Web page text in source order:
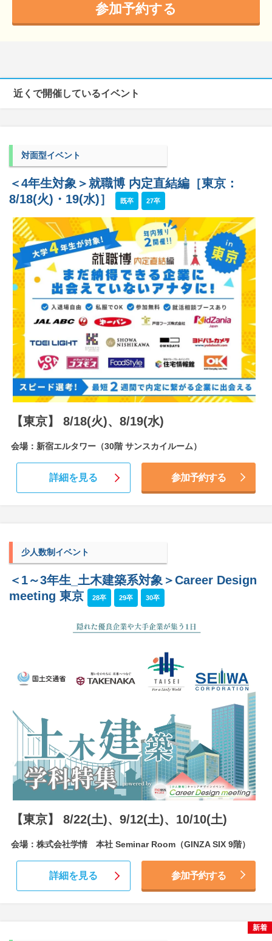
参加予約する
近くで開催しているイベント
対面型イベント
＜4年生対象＞就職博 内定直結編［東京：
8/18(火)・19(水)］
既卒 27卒
【東京】 8/18(火)、8/19(水)
会場：新宿エルタワー（30階 サンスカイルーム）
詳細を見る 参加予約する
少人数制イベント
＜1～3年生_土木建築系対象＞Career Design
meeting 東京
28卒 29卒 30卒
【東京】 8/22(土)、9/12(土)、10/10(土)
会場：株式会社学情 本社 Seminar Room（GINZA SIX 9階）
詳細を見る 参加予約する
新着